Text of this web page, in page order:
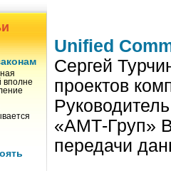
вполне
Unified
Сергей
проектов
«АМТ-Груп»
передачи